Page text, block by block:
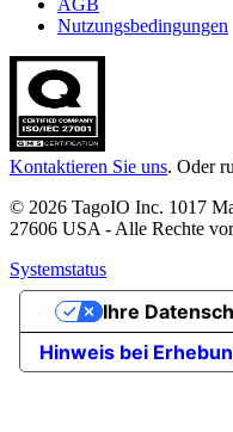
AGB
Nutzungsbedingungen
Kontaktieren Sie uns. Oder
© 2026 TagoIO Inc. 1017
27606 USA - Alle Rechte
Systemstatus
Hinweis bei
Ihre